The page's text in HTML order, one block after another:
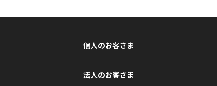
個人のお客さま
法人のお客さま